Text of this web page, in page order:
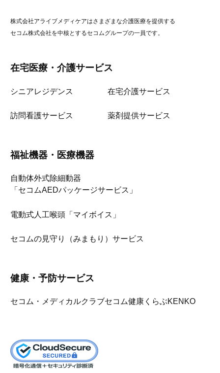
株式会社アライブメディケアはさまざまな介護医療を提供する
セコム株式会社を中核とするセコムグループの一員です。
在宅医療・介護サービス
シニアレジデンス 在宅介護サービス
訪問看護サービス 薬剤提供サービス
福祉機器・医療機器
自動体外式除細動器
「セコムAEDパッケージサービス」
電動式人工喉頭「マイボイス」
セコムの見守り（みまもり）サービス
健康・予防サービス
セコム・メディカルクラブセコム健康くらぶKENKO